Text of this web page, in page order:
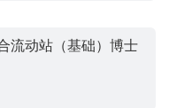
流动站（基础）博士